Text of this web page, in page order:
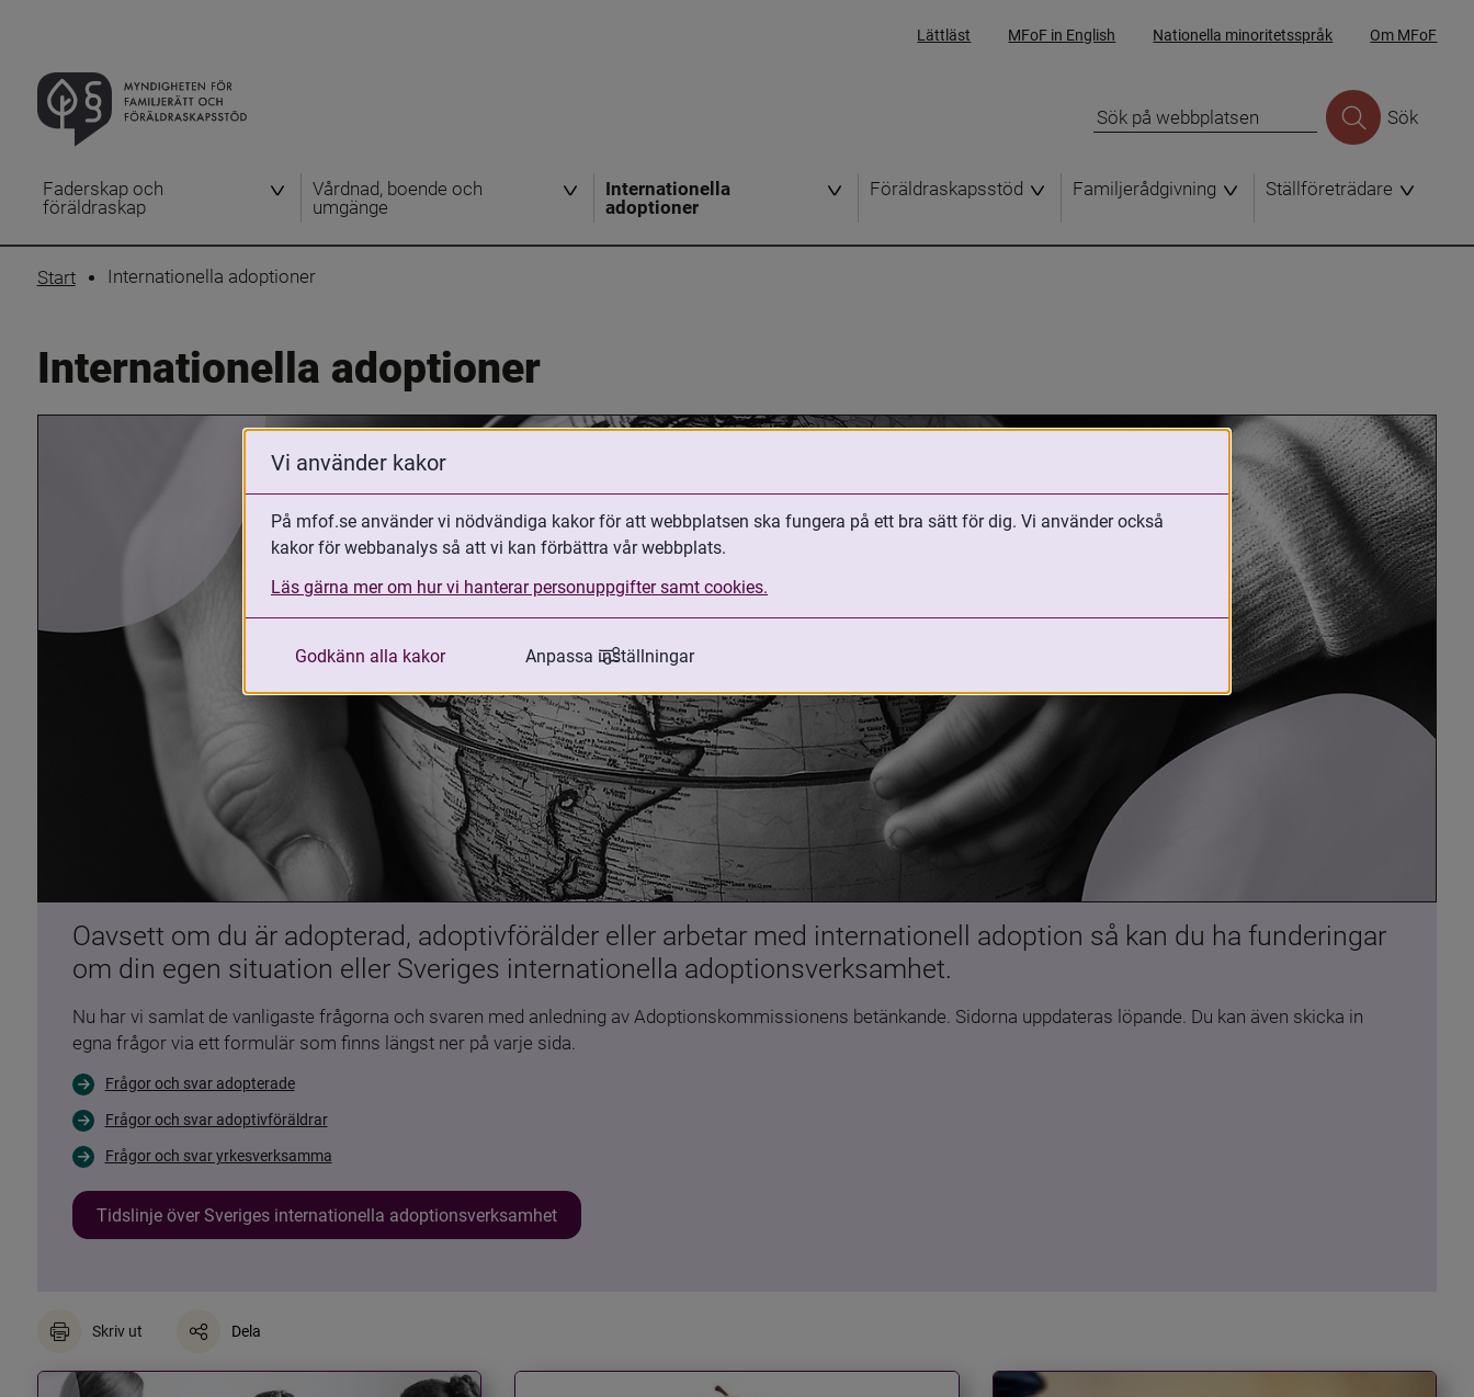
Lättläst MFoF in English Nationella minoritetsspråk Om MFoF
Sök
Faderskap och
föräldraskap
Vårdnad, boende och
umgänge
Internationella
adoptioner
Föräldraskapsstöd Familjerådgivning Ställföreträdare
Start Internationella adoptioner
Internationella adoptioner
Oavsett om du är adopterad, adoptivförälder eller arbetar med internationell adoption så kan du ha funderingar
om din egen situation eller Sveriges internationella adoptionsverksamhet.
Nu har vi samlat de vanligaste frågorna och svaren med anledning av Adoptionskommissionens betänkande. Sidorna uppdateras löpande. Du kan även skicka in
egna frågor via ett formulär som finns längst ner på varje sida.
Frågor och svar adopterade
Frågor och svar adoptivföräldrar
Frågor och svar yrkesverksamma
Tidslinje över Sveriges internationella adoptionsverksamhet
Skriv ut Dela
Vi använder kakor
På mfof.se använder vi nödvändiga kakor för att webbplatsen ska fungera på ett bra sätt för dig. Vi använder också
kakor för webbanalys så att vi kan förbättra vår webbplats.
Läs gärna mer om hur vi hanterar personuppgifter samt cookies.
Godkänn alla kakor Anpassa inställningar